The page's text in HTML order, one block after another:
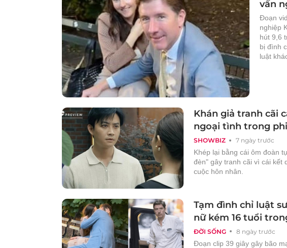
vấn
Đoạn
nghiệp
hút 9,6
bị đình
luật
SHOWBIZ 7 ngày trước
Khán giả tranh cãi
ngoại tình trong
Khép lại bằng cái ôm đoàn
đèn" gây tranh cãi vì cái kết
cuộc hôn nhân.
ĐỜI SỐNG 8 ngày trước
Tạm đình chỉ luật
nữ kém 16 tuổi
Đoạn clip 39 giây gây bão